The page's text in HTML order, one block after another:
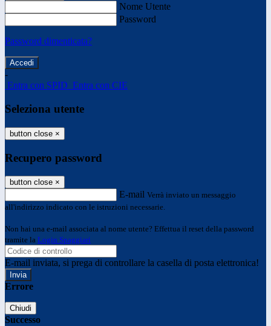
Nome Utente
Password
Password dimenticata?
-
Entra con SPID Entra con CIE
Seleziona utente
button close ×
Recupero password
button close ×
E-mail Verrà inviato un messaggio
all'indirizzo indicato con le istruzioni necessarie.
Non hai una e-mail associata al nome utente? Effettua il reset della password
tramite la Login Spaggiari
E-mail inviata, si prega di controllare la casella di posta elettronica!
Errore
Chiudi
Successo